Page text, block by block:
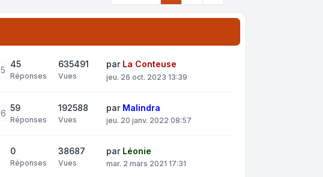
5
45
Réponses
635491
Vues
par La Conteuse
jeu. 26 oct. 2023 13:39
6
59
Réponses
192588
Vues
par Malindra
jeu. 20 janv. 2022 08:57
0
Réponses
38687
Vues
par Léonie
mar. 2 mars 2021 17:31